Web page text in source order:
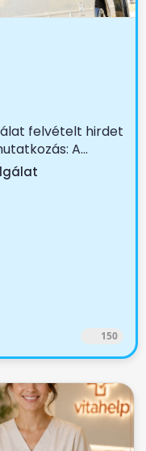
felvételt hirdet
A...
150